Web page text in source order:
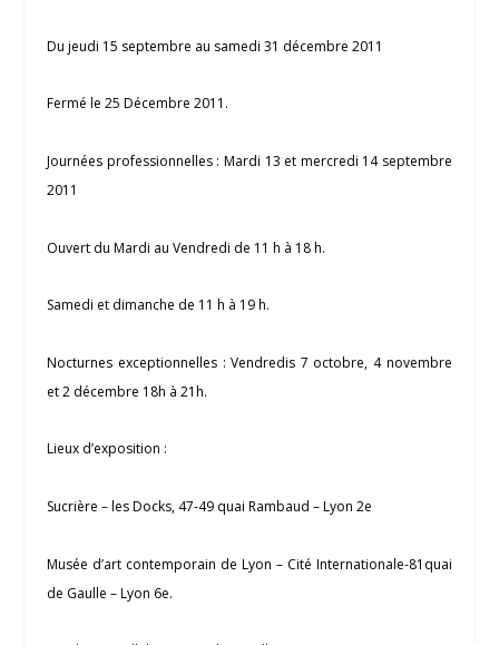
Du jeudi 15 septembre au samedi 31 décembre 2011
Fermé le 25 Décembre 2011.
Journées professionnelles : Mardi 13 et mercredi 14 septembre
2011
Ouvert du Mardi au Vendredi de 11 h à 18 h.
Samedi et dimanche de 11 h à 19 h.
Nocturnes exceptionnelles : Vendredis 7 octobre, 4 novembre
et 2 décembre 18h à 21h.
Lieux d’exposition :
Sucrière – les Docks, 47-49 quai Rambaud – Lyon 2e
Musée d’art contemporain de Lyon – Cité Internationale-81quai
de Gaulle – Lyon 6e.